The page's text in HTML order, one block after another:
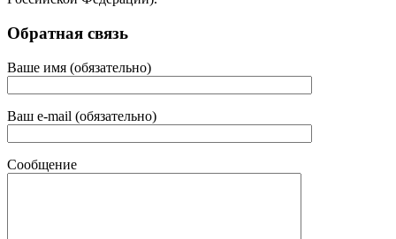
Обратная связь
Ваше имя (обязательно)
Ваш e-mail (обязательно)
Сообщение